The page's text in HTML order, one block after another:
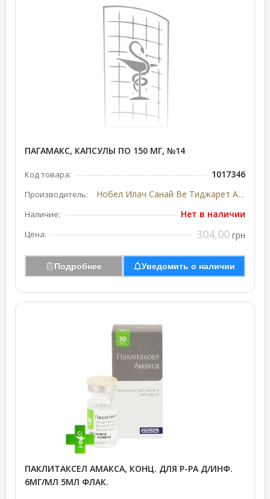
ПАГАМАКС, КАПСУЛЫ ПО 150 МГ, №14
Код товара: 1017346
Производитель: Нобел Илач Санай Ве Тиджарет А.Ш., Турция
Наличие: Нет в наличии
Цена: 304,00 грн
Подробнее Уведомить о наличии
ПАКЛИТАКСЕЛ АМАКСА, КОНЦ. ДЛЯ Р-РА Д/ИНФ.
6МГ/МЛ 5МЛ ФЛАК.